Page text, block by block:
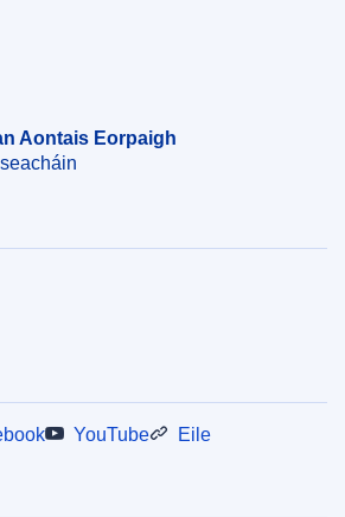
an Aontais Eorpaigh
Aontais Eorpaigh
YouTube Eile